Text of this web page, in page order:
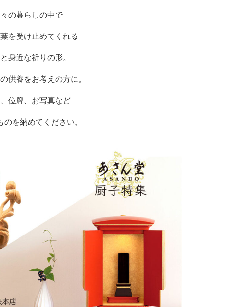
々の暮らしの中で
を受け止めてくれる
身近な祈りの形。
供養をお考えの方に。
位牌、お写真など
のを納めてください。